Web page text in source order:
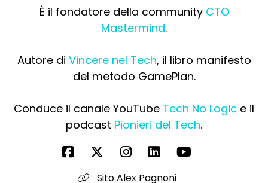
È il fondatore della community CTO
Mastermind.
Autore di Vincere nel Tech, il libro manifesto
del metodo GamePlan.
Conduce il canale YouTube Tech No Logic e il
podcast Pionieri del Tech.
Sito Alex Pagnoni